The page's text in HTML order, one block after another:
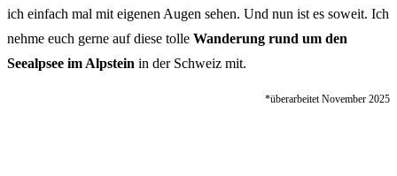
ich einfach mal mit eigenen Augen sehen. Und nun ist es soweit. Ich
nehme euch gerne auf diese tolle Wanderung rund um den
Seealpsee im Alpstein in der Schweiz mit.
*überarbeitet November 2025